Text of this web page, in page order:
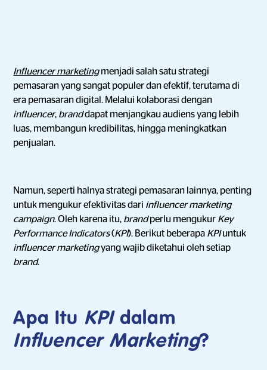
Influencer marketing menjadi salah satu strategi
pemasaran yang sangat populer dan efektif, terutama di
era pemasaran digital. Melalui kolaborasi dengan
influencer, branddapat menjangkau audiens yang lebih
luas, membangun kredibilitas, hingga meningkatkan
penjualan.
Namun, seperti halnya strategi pemasaran lainnya, penting
untuk mengukur efektivitas dari influencer marketing
campaign. Oleh karena itu, brandperlu mengukur Key
Performance Indicators(KPI). Berikut beberapa KPIuntuk
influencer marketingyang wajib diketahui oleh setiap
brand.
Apa Itu KPIdalam
Influencer Marketing?